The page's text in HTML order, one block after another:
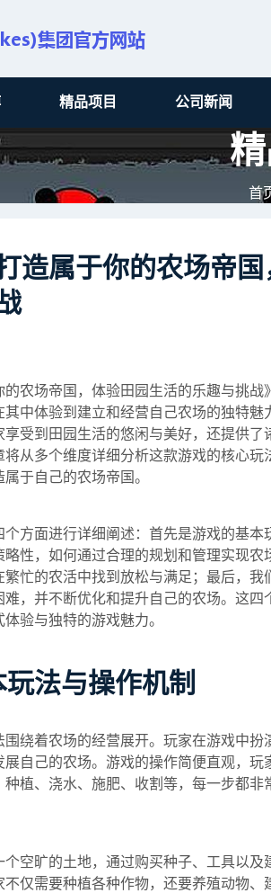
精品项目 公司新闻
首
造属于你的农场帝
的农场帝国，体验田园生活的乐趣与挑
中体验到建立和经营自己农场的独特魅
受到田园生活的悠闲与美好，还提供了
从多个维度详细分析这款游戏的核心玩
于自己的农场帝国。
方面进行详细阐述：首先是游戏的基本
性，如何通过合理的规划和管理实现农
忙的农活中找到放松与满足；最后，我
，并不断优化和提升自己的农场。这四
验与独特的游戏魅力。
法与操作机制
围绕着农场的经营展开。玩家在游戏中
自己的农场。游戏的操作简便直观，玩
植、浇水、施肥、收割等，每一步都非
空旷的土地，通过购买种子、工具以及
仅需要种植各种作物，还要养殖动物、